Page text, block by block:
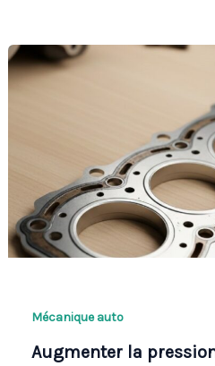
Mécanique auto
Augmenter la